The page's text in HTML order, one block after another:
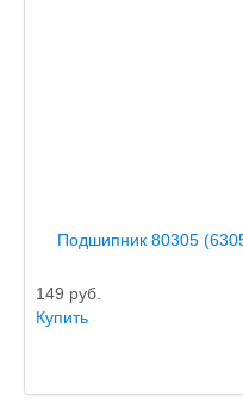
Подшипник 80305
149 руб.
Купить